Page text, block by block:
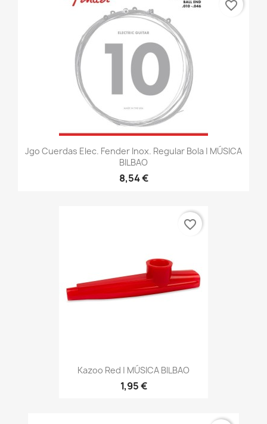
Jgo Cuerdas Elec. Fender Inox. Regular Bola | MÚSICA
BILBAO
8,54 €
favorite_border
Kazoo Red | MÚSICA BILBAO
1,95 €
favorite_border